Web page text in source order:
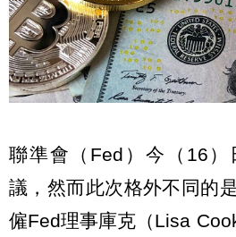
聯準會（Fed）今（16）
議，然而此次格外不同的
僱Fed理事庫克（Lisa